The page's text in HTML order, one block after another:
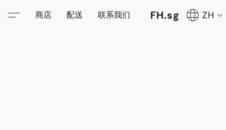
FH.sg
商店 配送 联系我们 ZH